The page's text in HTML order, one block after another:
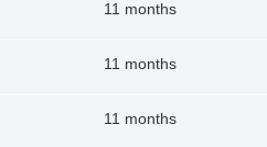
11 months
11 months
11 months